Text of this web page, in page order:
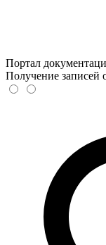
Портал
Получение записей